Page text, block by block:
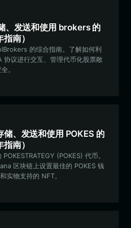
、发送和使用 brokers 的
南）
的综合指南。了解如何利
议进行交互、管理代币化股票敞
。
储、发送和使用 POKES 的
南）
(POKES) 代币。
区块链上设置最佳的 POKES 钱
实物支持的 NFT。